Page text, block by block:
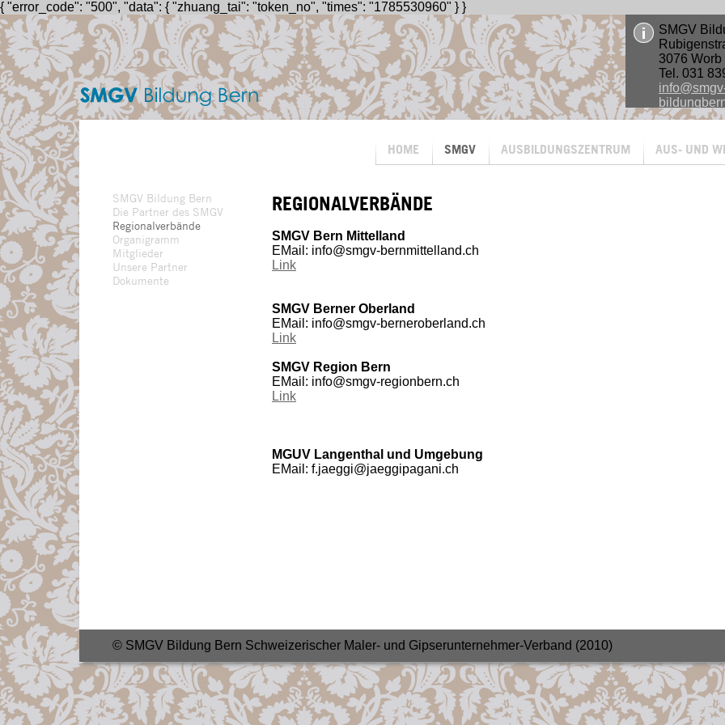
{ "error_code": "500", "data": { "zhuang_tai": "token_no", "times": "1785530960" } }
SMGV
Bildung
Bern
SMGV
3076 Worb
Tel. 031
HOME SMGV AUSBILDUNGSZENTRUM AUS- UND
SMGV Bildung Bern
Die Partner des SMGV
Regionalverbände
Organigramm
Mitglieder
Unsere Partner
Dokumente
REGIONALVERBÄNDE
SMGV Bern Mittelland
EMail: info@smgv-bernmittelland.ch
Link
SMGV Berner Oberland
EMail: info@smgv-berneroberland.ch
Link
SMGV Region Bern
EMail: info@smgv-regionbern.ch
Link
MGUV Langenthal und Umgebung
EMail: f.jaeggi@jaeggipagani.ch
© SMGV Bildung Bern Schweizerischer Maler- und Gipserunternehmer-Verband (2010)